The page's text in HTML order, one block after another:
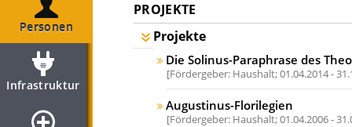
Personen
Infrastruktur
PROJEKTE
Projekte
Die Solinus-Paraphrase des
Fördergeber: Haushalt;01.04.2014 -
Augustinus-Florilegien
Fördergeber: Haushalt;01.04.2006 -